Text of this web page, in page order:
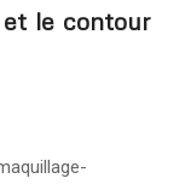
et le contour